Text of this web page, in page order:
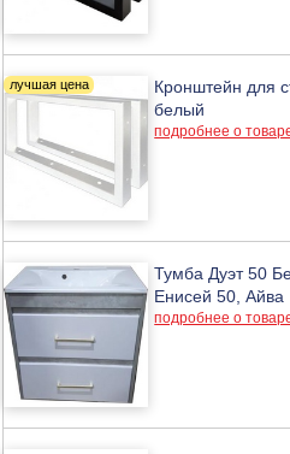
Кронштейн для
белый
подробнее о
Тумба Дуэт 50
Енисей 50, Айва
подробнее о